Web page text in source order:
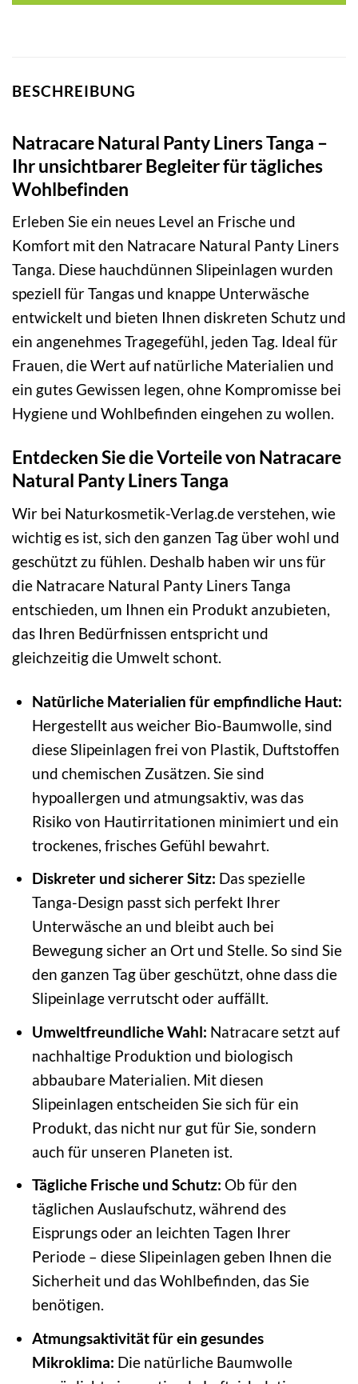
BESCHREIBUNG
Natracare Natural Panty Liners Tanga –
Ihr unsichtbarer Begleiter für tägliches
Wohlbefinden
Erleben Sie ein neues Level an Frische und
Komfort mit den Natracare Natural Panty Liners
Tanga. Diese hauchdünnen Slipeinlagen wurden
speziell für Tangas und knappe Unterwäsche
entwickelt und bieten Ihnen diskreten Schutz und
ein angenehmes Tragegefühl, jeden Tag. Ideal für
Frauen, die Wert auf natürliche Materialien und
ein gutes Gewissen legen, ohne Kompromisse bei
Hygiene und Wohlbefinden eingehen zu wollen.
Entdecken Sie die Vorteile von Natracare
Natural Panty Liners Tanga
Wir bei Naturkosmetik-Verlag.de verstehen, wie
wichtig es ist, sich den ganzen Tag über wohl und
geschützt zu fühlen. Deshalb haben wir uns für
die Natracare Natural Panty Liners Tanga
entschieden, um Ihnen ein Produkt anzubieten,
das Ihren Bedürfnissen entspricht und
gleichzeitig die Umwelt schont.
Natürliche Materialien für empfindliche Haut:
Hergestellt aus weicher Bio-Baumwolle, sind
diese Slipeinlagen frei von Plastik, Duftstoffen
und chemischen Zusätzen. Sie sind
hypoallergen und atmungsaktiv, was das
Risiko von Hautirritationen minimiert und ein
trockenes, frisches Gefühl bewahrt.
Diskreter und sicherer Sitz: Das spezielle
Tanga-Design passt sich perfekt Ihrer
Unterwäsche an und bleibt auch bei
Bewegung sicher an Ort und Stelle. So sind Sie
den ganzen Tag über geschützt, ohne dass die
Slipeinlage verrutscht oder auffällt.
Umweltfreundliche Wahl: Natracare setzt auf
nachhaltige Produktion und biologisch
abbaubare Materialien. Mit diesen
Slipeinlagen entscheiden Sie sich für ein
Produkt, das nicht nur gut für Sie, sondern
auch für unseren Planeten ist.
Tägliche Frische und Schutz: Ob für den
täglichen Auslaufschutz, während des
Eisprungs oder an leichten Tagen Ihrer
Periode – diese Slipeinlagen geben Ihnen die
Sicherheit und das Wohlbefinden, das Sie
benötigen.
Atmungsaktivität für ein gesundes
Mikroklima: Die natürliche Baumwolle